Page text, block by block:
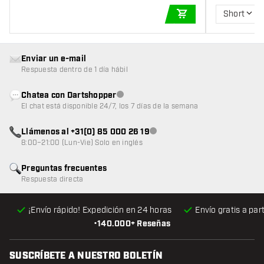
AÑADIR A LA
Short
•140.000+ Reseñas
¡Envío rápido! Expedición en 24 horas Envío gratis a
Preguntas frecuentes
Respuesta directa
Enviar un e-mail
Respuesta dentro de 1 día hábil
Chatea con DartshopperAtención al cliente no disponible
El chat está disponible 24/7, los 7 días de la semana
Llámenos al +31(0) 85 000 26 19Atención al cliente no disponible
8:00–21:00 (Lun-Vie) Solo en inglés
SUSCRÍBETE A NUESTRO BOLETÍN